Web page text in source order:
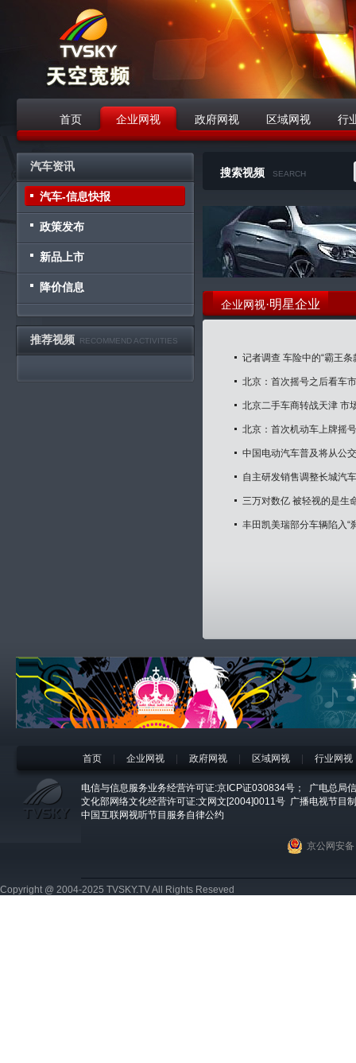
首页 企业网视 政府网视 区域网视 行
汽车资讯
汽车-信息快报
政策发布
新品上市
降价信息
推荐视频 RECOMMEND ACTIVITIES
搜索视频 SEARCH
企业网视·明星企业
记者调查 车险中的“霸王条
北京：首次摇号之后看车市
北京二手车商转战天津 市
北京：首次机动车上牌摇
中国电动汽车普及将从公
自主研发销售调整长城汽
三万对数亿 被轻视的是生
丰田凯美瑞部分车辆陷入“
首页 企业网视 政府网视 区域网视 行业网视
电信与信息服务业务经营许可证:京ICP证030834号；
广电总局
文化部网络文化经营许可证:文网文[2004]0011号 广播电视节目
中国互联网视听节目服务自律公约
京公网安
Copyright @ 2004-2025 TVSKY.TV All Rights Reseved